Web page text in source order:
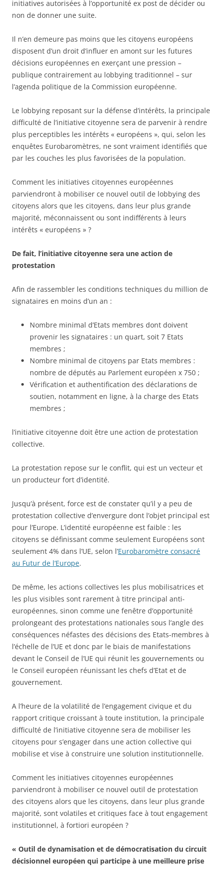
initiatives autorisées à l’opportunité ex post de décider ou
non de donner une suite.
Il n’en demeure pas moins que les citoyens européens
disposent d’un droit d’influer en amont sur les futures
décisions européennes en exerçant une pression –
publique contrairement au lobbying traditionnel – sur
l’agenda politique de la Commission européenne.
Le lobbying reposant sur la défense d’intérêts, la principale
difficulté de l’initiative citoyenne sera de parvenir à rendre
plus perceptibles les intérêts « européens », qui, selon les
enquêtes Eurobaromètres, ne sont vraiment identifiés que
par les couches les plus favorisées de la population.
Comment les initiatives citoyennes européennes
parviendront à mobiliser ce nouvel outil de lobbying des
citoyens alors que les citoyens, dans leur plus grande
majorité, méconnaissent ou sont indifférents à leurs
intérêts « européens » ?
De fait, l’initiative citoyenne sera une action de
protestation
Afin de rassembler les conditions techniques du million de
signataires en moins d’un an :
Nombre minimal d’Etats membres dont doivent
provenir les signataires : un quart, soit 7 Etats
membres ;
Nombre minimal de citoyens par Etats membres :
nombre de députés au Parlement européen x 750 ;
Vérification et authentification des déclarations de
soutien, notamment en ligne, à la charge des Etats
membres ;
l’initiative citoyenne doit être une action de protestation
collective.
La protestation repose sur le conflit, qui est un vecteur et
un producteur fort d’identité.
Jusqu’à présent, force est de constater qu’il y a peu de
protestation collective d’envergure dont l’objet principal est
pour l’Europe. L’identité européenne est faible : les
citoyens se définissant comme seulement Européens sont
seulement 4% dans l’UE, selon l’Eurobaromètre consacré
au Futur de l’Europe.
De même, les actions collectives les plus mobilisatrices et
les plus visibles sont rarement à titre principal anti-
européennes, sinon comme une fenêtre d’opportunité
prolongeant des protestations nationales sous l’angle des
conséquences néfastes des décisions des Etats-membres à
l’échelle de l’UE et donc par le biais de manifestations
devant le Conseil de l’UE qui réunit les gouvernements ou
le Conseil européen réunissant les chefs d’Etat et de
gouvernement.
A l’heure de la volatilité de l’engagement civique et du
rapport critique croissant à toute institution, la principale
difficulté de l’initiative citoyenne sera de mobiliser les
citoyens pour s’engager dans une action collective qui
mobilise et vise à construire une solution institutionnelle.
Comment les initiatives citoyennes européennes
parviendront à mobiliser ce nouvel outil de protestation
des citoyens alors que les citoyens, dans leur plus grande
majorité, sont volatiles et critiques face à tout engagement
institutionnel, à fortiori européen ?
« Outil de dynamisation et de démocratisation du circuit
décisionnel européen qui participe à une meilleure prise